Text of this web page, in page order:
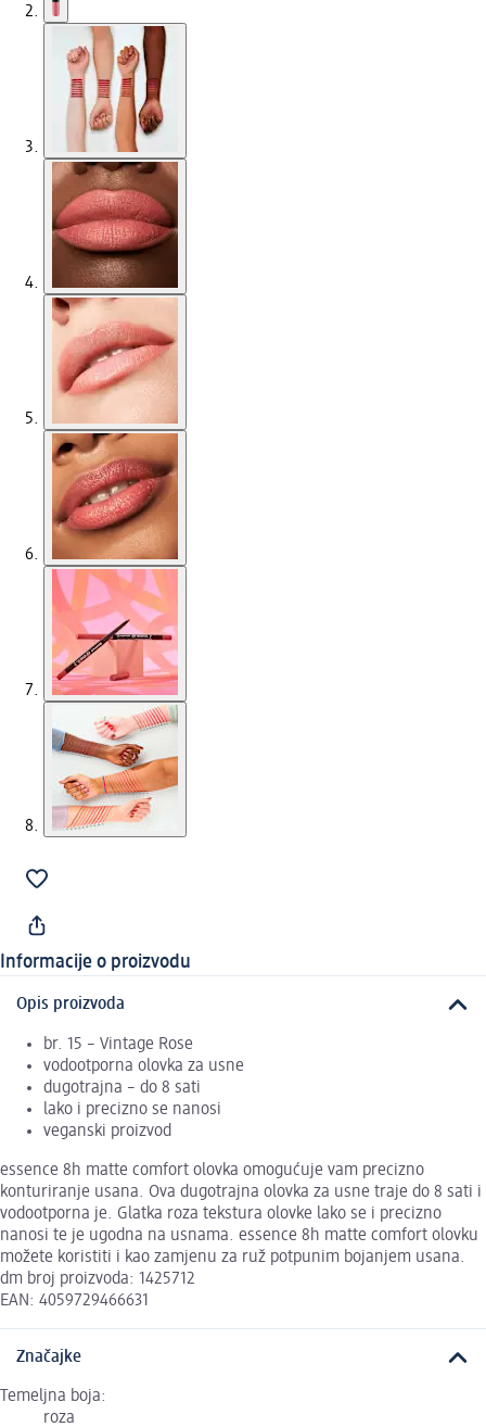
Informacije o proizvodu
Opis proizvoda
br. 15 – Vintage Rose
vodootporna olovka za usne
dugotrajna – do 8 sati
lako i precizno se nanosi
veganski proizvod
essence 8h matte comfort olovka omogućuje vam precizno
konturiranje usana. Ova dugotrajna olovka za usne traje do 8 sati i
vodootporna je. Glatka roza tekstura olovke lako se i precizno
nanosi te je ugodna na usnama. essence 8h matte comfort olovku
možete koristiti i kao zamjenu za ruž potpunim bojanjem usana.
dm broj proizvoda: 1425712
EAN: 4059729466631
Značajke
Temeljna boja:
roza